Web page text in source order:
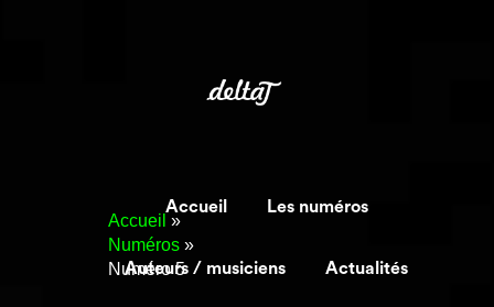
Accueil Les numéros
Auteurs / musiciens Actualités
Accueil »
Numéros»
Numéro 5